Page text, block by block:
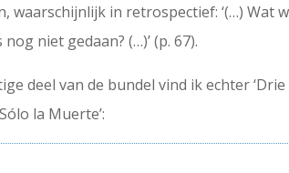
waarschijnlijk in retrospectief: ‘(…) Wat
niet gedaan? (…)’ (p. 67).
deel van de bundel vind ik echter
la Muerte’: